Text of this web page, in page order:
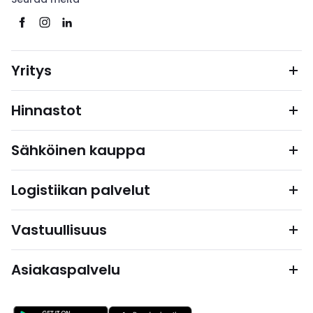
Yritys
Hinnastot
Sähköinen kauppa
Logistiikan palvelut
Vastuullisuus
Asiakaspalvelu